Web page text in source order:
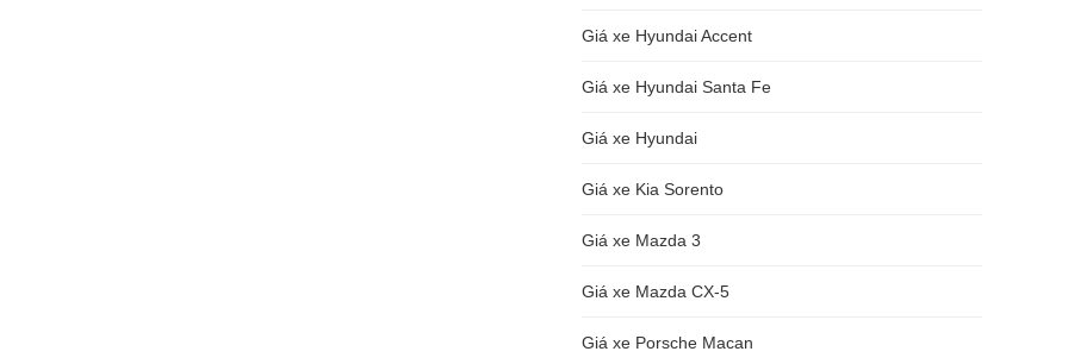
Giá xe Hyundai Accent
Giá xe Hyundai Santa Fe
Giá xe Hyundai
Giá xe Kia Sorento
Giá xe Mazda 3
Giá xe Mazda CX-5
Giá xe Porsche Macan